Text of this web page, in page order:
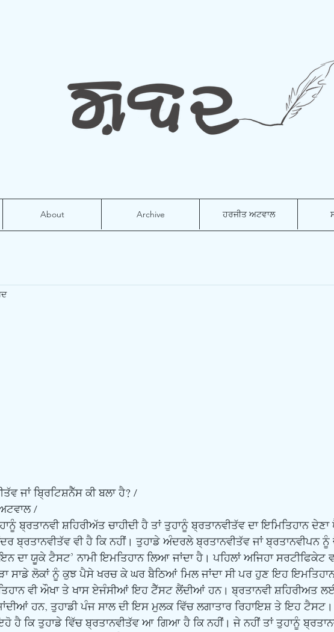
About Archive ਹਰਜੀਤ ਅਟਵਾਲ
ਜਾਂ ਬਿ੍ਰਟਿਸ਼ਨੈੱਸ ਕੀ ਬਲਾ ਹੈ? /
/
ਬ੍ਰਤਾਨਵੀਤੱਵ ਵੀ ਹੈ ਕਿ ਨਹੀਂ। ਤੁਹਾਡੇ ਅੰਦਰਲੇ ਬ੍ਰਤਾਨਵੀਤੱਵ ਜਾਂ ਬ੍ਰਤਾਨਵੀਪਨ
ਦਾ ਯੂਕੇ ਟੈਸਟ’ ਨਾਮੀ ਇਮਤਿਹਾਨ ਲਿਆ ਜਾਂਦਾ ਹੈ। ਪਹਿਲਾਂ ਅਜਿਹਾ ਸਰਟੀਫਿਕੇਟ
ਸਾਡੇ ਲੋਕਾਂ ਨੂੰ ਕੁਝ ਪੈਸੇ ਖਰਚ ਕੇ ਘਰ ਬੈਠਿਆਂ ਮਿਲ ਜਾਂਦਾ ਸੀ ਪਰ ਹੁਣ ਇਹ
ਵੀ ਔਖਾ ਤੇ ਖਾਸ ਏਜੰਸੀਆਂ ਇਹ ਟੈੱਸਟ ਲੈਂਦੀਆਂ ਹਨ। ਬ੍ਰਤਾਨਵੀ ਸ਼ਹਿਰੀਅਤ
ਹਨ, ਤੁਹਾਡੀ ਪੰਜ ਸਾਲ ਦੀ ਇਸ ਮੁਲਕ ਵਿੱਚ ਲਗਾਤਾਰ ਰਿਹਾਇਸ਼ ਤੇ ਇਹ
ਹੈ ਕਿ ਤੁਹਾਡੇ ਵਿੱਚ ਬ੍ਰਤਾਨਵੀਤੱਵ ਆ ਗਿਆ ਹੈ ਕਿ ਨਹੀਂ। ਜੇ ਨਹੀਂ ਤਾਂ ਤੁਹਾਨੂੰ